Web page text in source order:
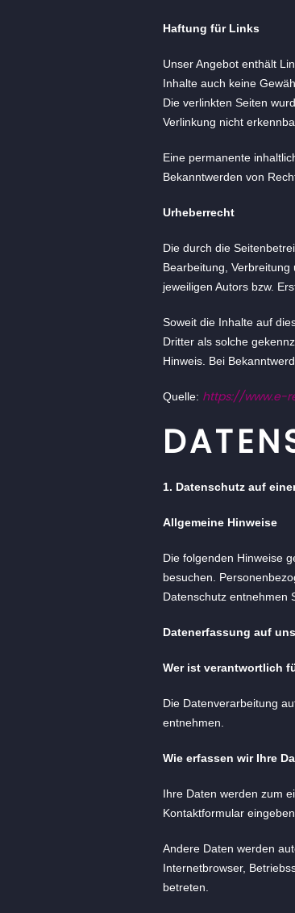
Haftung für Links
Unser Angebot enthält
Inhalte auch keine
Die verlinkten Seiten
Verlinkung nicht
Eine permanente
Bekanntwerden von
Urheberrecht
Die durch die
Bearbeitung,
jeweiligen Autors bzw.
Soweit die Inhalte auf
Dritter als solche
Hinweis. Bei
Quelle: https://www.e-
1. Datenschutz auf
Allgemeine Hinweise
Die folgenden Hinweise
besuchen.
Datenschutz entnehmen
Datenerfassung auf
Wer ist verantwortlich
Die Datenverarbeitung
entnehmen.
Wie erfassen wir Ihre
Ihre Daten werden zum
Kontaktformular eingeben.
Andere Daten werden
Internetbrowser,
betreten.